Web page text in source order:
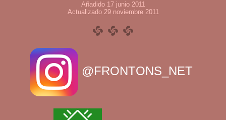
Añadido 17 junio 2011
Actualizado 29 noviembre 2011
@FRONTONS_NET